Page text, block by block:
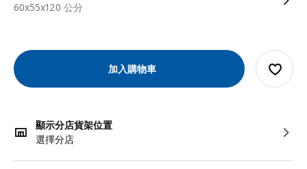
60x55x120 公分
加入購物車
顯示分店貨架位置
選擇分店